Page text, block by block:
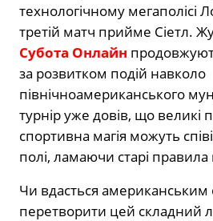
технологічному мегаполісі
третій матч прийме Сіетл.
Субота Онлайн
за розвитком подій навколо
північноамериканського
турнір уже довів, що великі
спортивна магія можуть
полі, ламаючи старі правила
Чи вдасться американським
перетворити цей складний